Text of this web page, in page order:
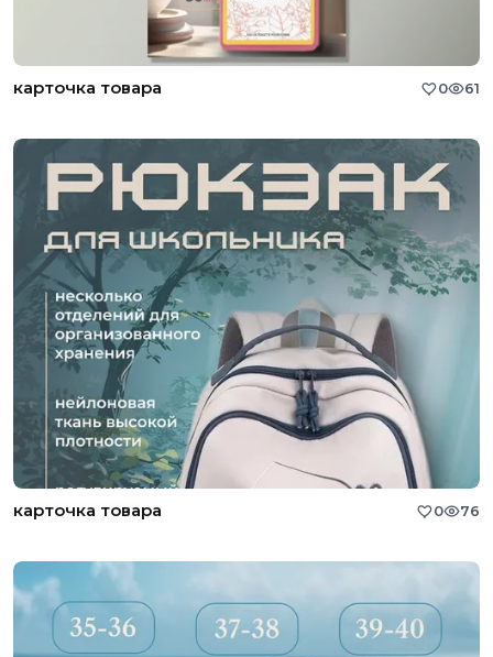
карточка товара 0 61
карточка товара 0 76